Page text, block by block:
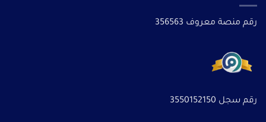
رقم منصة معروف 356563
رقم سجل 3550152150